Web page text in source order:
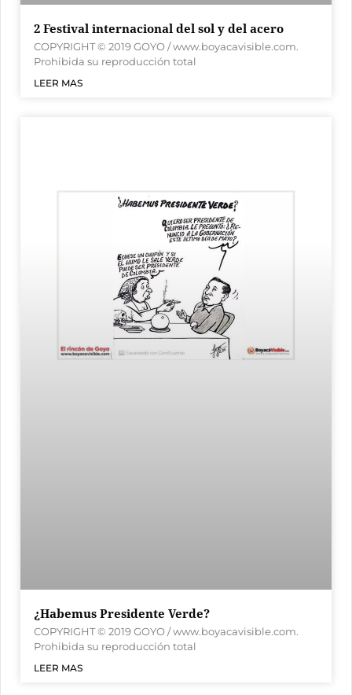
2 Festival internacional del sol y del acero
COPYRIGHT © 2019 GOYO / www.boyacavisible.com.
Prohibida su reproducción total
LEER MAS
¿Habemus Presidente Verde?
COPYRIGHT © 2019 GOYO / www.boyacavisible.com.
Prohibida su reproducción total
LEER MAS